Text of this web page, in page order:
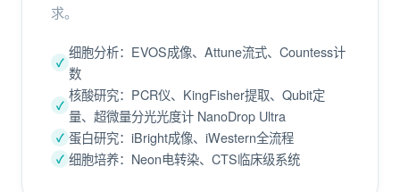
求。
细胞分析：EVOS成像、Attune流式、Countess计
数
核酸研究：PCR仪、KingFisher提取、Qubit定
量、超微量分光光度计 NanoDrop Ultra
蛋白研究：iBright成像、iWestern全流程
细胞培养：Neon电转染、CTS临床级系统